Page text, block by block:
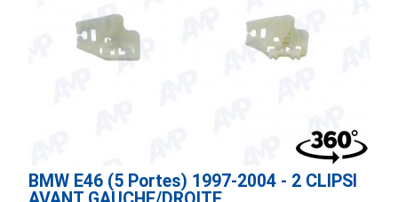
BMW E46 (5 Portes) 1997-2004 - 2 CLIPSI